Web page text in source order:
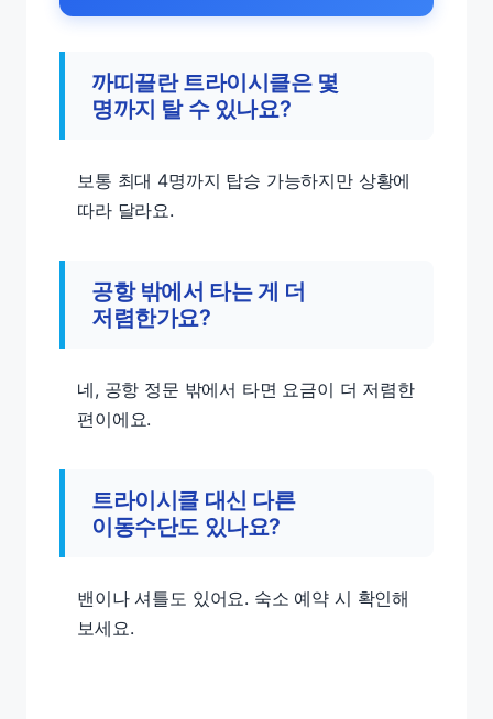
까띠끌란 트라이시클은 몇
명까지 탈 수 있나요?
보통 최대 4명까지 탑승 가능하지만 상황에
따라 달라요.
공항 밖에서 타는 게 더
저렴한가요?
네, 공항 정문 밖에서 타면 요금이 더 저렴한
편이에요.
트라이시클 대신 다른
이동수단도 있나요?
밴이나 셔틀도 있어요. 숙소 예약 시 확인해
보세요.